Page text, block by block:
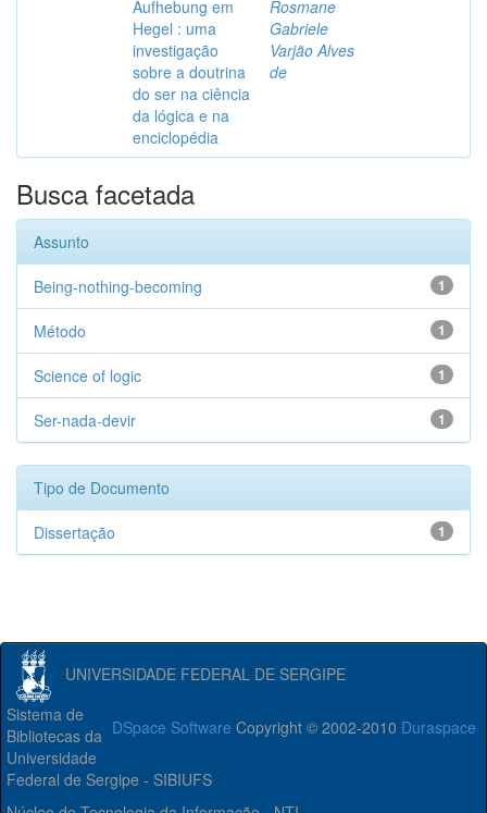
Aufhebung em
Hegel : uma
investigação
sobre a doutrina
do ser na ciência
da lógica e na
enciclopédia
Rosmane
Gabriele
Varjão Alves
de
Busca facetada
Assunto
1
Being-nothing-becoming
1
Método
1
Science of logic
1
Ser-nada-devir
Tipo de Documento
1
Dissertação
UNIVERSIDADE FEDERAL DE SERGIPE
DSpace Software Copyright © 2002-2010 Duraspace
Sistema de
Bibliotecas da
Universidade
Federal de Sergipe - SIBIUFS